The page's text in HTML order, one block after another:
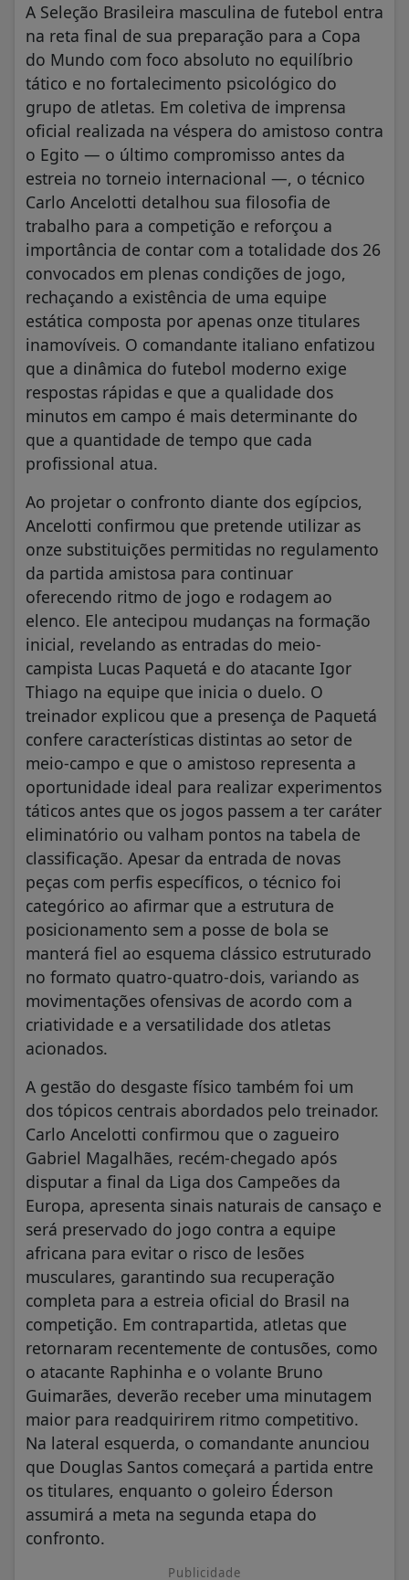
A Seleção Brasileira masculina de futebol entra
na reta final de sua preparação para a Copa
do Mundo com foco absoluto no equilíbrio
tático e no fortalecimento psicológico do
grupo de atletas. Em coletiva de imprensa
oficial realizada na véspera do amistoso contra
o Egito — o último compromisso antes da
estreia no torneio internacional —, o técnico
Carlo Ancelotti detalhou sua filosofia de
trabalho para a competição e reforçou a
importância de contar com a totalidade dos 26
convocados em plenas condições de jogo,
rechaçando a existência de uma equipe
estática composta por apenas onze titulares
inamovíveis. O comandante italiano enfatizou
que a dinâmica do futebol moderno exige
respostas rápidas e que a qualidade dos
minutos em campo é mais determinante do
que a quantidade de tempo que cada
profissional atua.
​Ao projetar o confronto diante dos egípcios,
Ancelotti confirmou que pretende utilizar as
onze substituições permitidas no regulamento
da partida amistosa para continuar
oferecendo ritmo de jogo e rodagem ao
elenco. Ele antecipou mudanças na formação
inicial, revelando as entradas do meio-
campista Lucas Paquetá e do atacante Igor
Thiago na equipe que inicia o duelo. O
treinador explicou que a presença de Paquetá
confere características distintas ao setor de
meio-campo e que o amistoso representa a
oportunidade ideal para realizar experimentos
táticos antes que os jogos passem a ter caráter
eliminatório ou valham pontos na tabela de
classificação. Apesar da entrada de novas
peças com perfis específicos, o técnico foi
categórico ao afirmar que a estrutura de
posicionamento sem a posse de bola se
manterá fiel ao esquema clássico estruturado
no formato quatro-quatro-dois, variando as
movimentações ofensivas de acordo com a
criatividade e a versatilidade dos atletas
acionados.
​A gestão do desgaste físico também foi um
dos tópicos centrais abordados pelo treinador.
Carlo Ancelotti confirmou que o zagueiro
Gabriel Magalhães, recém-chegado após
disputar a final da Liga dos Campeões da
Europa, apresenta sinais naturais de cansaço e
será preservado do jogo contra a equipe
africana para evitar o risco de lesões
musculares, garantindo sua recuperação
completa para a estreia oficial do Brasil na
competição. Em contrapartida, atletas que
retornaram recentemente de contusões, como
o atacante Raphinha e o volante Bruno
Guimarães, deverão receber uma minutagem
maior para readquirirem ritmo competitivo.
Na lateral esquerda, o comandante anunciou
que Douglas Santos começará a partida entre
os titulares, enquanto o goleiro Éderson
assumirá a meta na segunda etapa do
confronto.
Publicidade